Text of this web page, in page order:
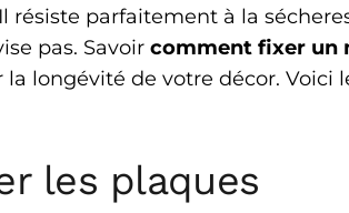
parfaitement à la
pas. Savoir comment fixer un
longévité de votre décor. Voici
les plaques